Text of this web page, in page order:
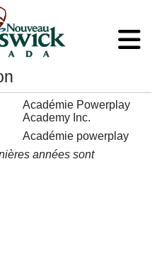
Académie Powerplay
Academy Inc.
Académie powerplay
années sont